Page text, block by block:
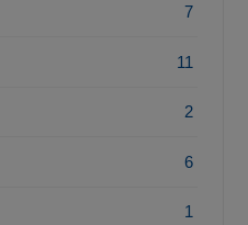
7
11
2
6
1